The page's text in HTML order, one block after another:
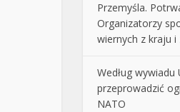
Przemyśla.
Organizatorzy
wiernych z kraju i
Według wywiadu
przeprowadzić
NATO